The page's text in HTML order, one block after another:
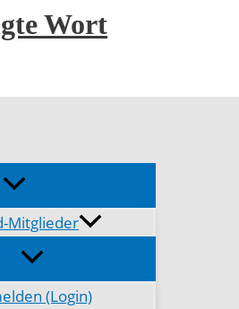
Wort
Mitglieder
(Login)